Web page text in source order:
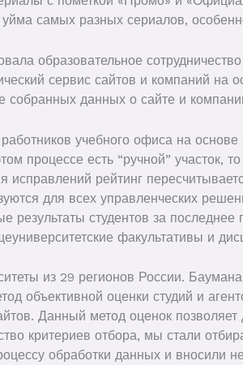
самых разных сериалов,
образовательное
сервис сайтов и компаний на
собранных данных о сайте и
учебного офиса на
процессе есть “ручной” участок,
исправлений рейтинг
для всех управленческих
результаты студентов за
факультативы и
из 29 регионов России.
оценки студий и
Данный метод оценок
критериев отбора, мы стали
обработки данных и вносили